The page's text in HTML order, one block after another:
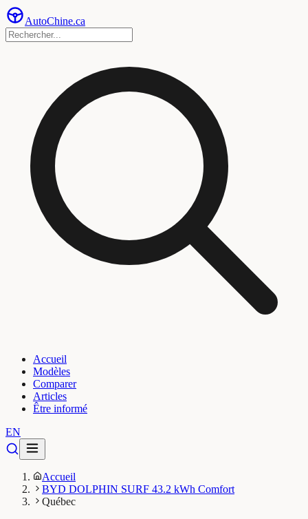
AutoChine.ca
Accueil
Modèles
Comparer
Articles
Être informé
EN
Accueil
BYD DOLPHIN SURF 43.2 kWh Comfort
Québec